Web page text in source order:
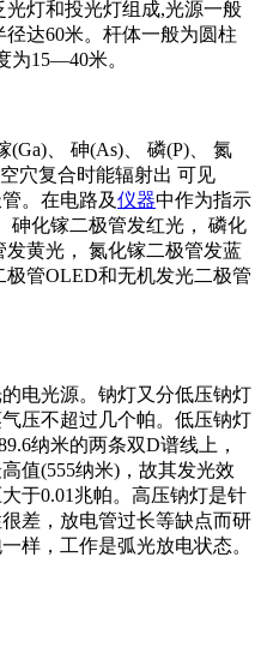
灯和投光灯组成,光源一般
达60米。杆体一般为圆柱
为15—40米。
、 砷(As)、 磷(P)、 氮
穴复合时能辐射出 可见
。在电路及仪器中作为指示
砷化镓二极管发红光， 磷化
黄光， 氮化镓二极管发蓝
管OLED和无机发光二极管
电光源。钠灯又分低压钠灯
压不超过几个帕。低压钠灯
纳米的两条双D谱线上，
值(555纳米)，故其发光效
于0.01兆帕。高压钠灯是针
差，放电管过长等缺点而研
样，工作是弧光放电状态。